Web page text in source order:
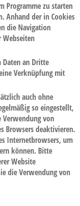
Programme zu starten
Anhand der in Cookies
die Navigation
an Dritte
Verknüpfung mit
auch ohne
so eingestellt,
Verwendung von
Browsers deaktivieren.
Internetbrowsers, um
können. Bitte
Website
die Verwendung von